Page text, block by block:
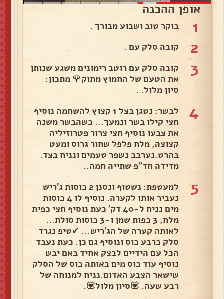
אופן ההכנה
1 בוקר טוב ושבוע מבורך .
2 קובה סלק עם .
3
קובה סלק עם רוטב רימונים משגע שנותן
את הטעם של החמוץ מתוק🌹 מתכון:
סיון מלול. .
4
לבשר: נטגן בצל 1 קצוץ להשחמה נוסיף
חצי קילו בשר ונמעך... כשהבשר משנה
את צבעו נוסיף חצי צרור פטרוזיליה
קצוצה, מלח פלפל שחור גרוס ומעט
בהרט.נערבב נשפר טעמים ונניח בצד.
מדידה חד"פ שתייה חמה..
5
למעטפת: נשטוף ונסנן 2 כוסות ג'ריש
נעביר אותו לקערה. נוסיף לו 4 כוסות
מים נניח ל-40 דק' כעת נוסיף חצי כפית
מלח, 3 כפות שמן ו-3 כוסות סולת...
לאותה קערה של הג'ריש... ✔טיפ נגרד
סלק כרבע כוס ונוסיף גם כן. כעת נעבד
הכל עם הידיים לבצק אחיד באם יבש
נוסיף עוד כוס מים באותה כוס של הסלק
שישאר הצבע האדום.נניח למנוחה של
רבע שעה. 💟סיון מלול💟.